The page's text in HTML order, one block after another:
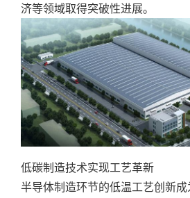
济等领域取得突破性进展。
低碳制造技术实现工艺革新
半导体制造环节的低温工艺创新